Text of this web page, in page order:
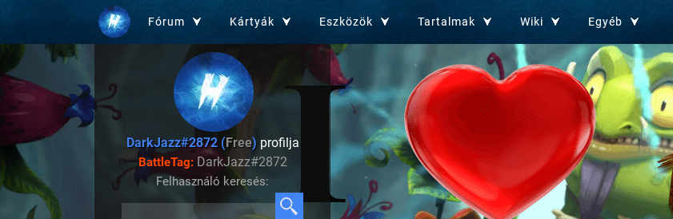
Fórum Kártyák Eszközök Tartalmak Wiki Egyéb
DarkJazz#2872 (Free)profilja
BattleTag:DarkJazz#2872
Felhasználó keresés: